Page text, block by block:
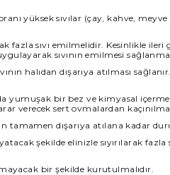
yüksek sıvılar (çay, kahve,
fazla sıvı emilmelidir. Kesinlikle ileri
sıvının emilmesi
halıdan dışarıya atılması
yumuşak bir bez ve kimyasal
verecek sert ovmalardan
tamamen dışarıya atılana kadar
şekilde elinizle sıyırılarak fazla
bir şekilde kurutulmalıdır.